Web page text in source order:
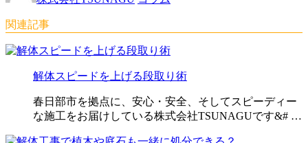
関連記事
解体スピードを上げる段取り術
春日部市を拠点に、安心・安全、そしてスピーディー
な施工をお届けしている株式会社TSUNAGUです&# …